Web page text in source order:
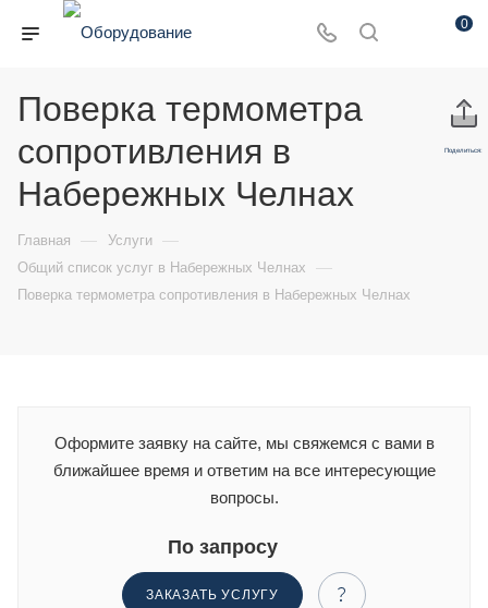
0
Поделиться:
Поверка термометра
сопротивления в
Набережных Челнах
Главная — Услуги —
Общий список услуг в Набережных Челнах —
Поверка термометра сопротивления в Набережных Челнах
Оформите заявку на сайте, мы свяжемся с вами в
ближайшее время и ответим на все интересующие
вопросы.
По запросу
ЗАКАЗАТЬ УСЛУГУ